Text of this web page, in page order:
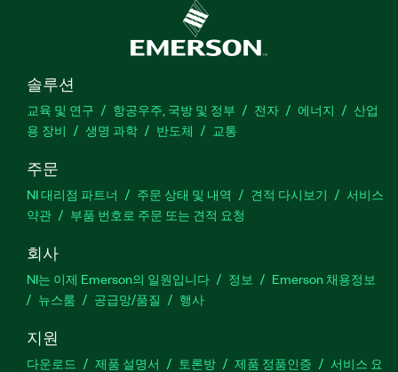
솔루션
교육 및 연구 항공우주, 국방 및 정부 전자 에너지
산업
용 장비
생명 과학 반도체 교통
주문
NI 대리점 파트너 주문 상태 및 내역 견적 다시보기
서비스
약관
부품 번호로 주문 또는 견적 요청
회사
NI는 이제 Emerson의 일원입니다 정보
Emerson 채용정보
뉴스룸
공급망/품질 행사
지원
다운로드 제품 설명서 토론방 제품 정품인증 서비스 요